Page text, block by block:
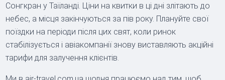
Сонгкран у Таїланді. Ціни на квитки в ці дні злітають до
небес, а місця закінчуються за пів року. Плануйте свої
поїздки на періоди після цих свят, коли ринок
стабілізується і авіакомпанії знову виставляють акційні
тарифи для залучення клієнтів.